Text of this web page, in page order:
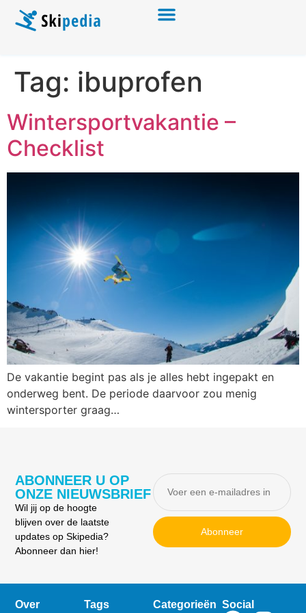
Tag: ibuprofen
Wintersportvakantie –
Checklist
De vakantie begint pas als je alles hebt ingepakt en
onderweg bent. De periode daarvoor zou menig
wintersporter graag…
ABONNEER U OP
ONZE NIEUWSBRIEF
Wil jij op de hoogte
blijven over de laatste
updates op Skipedia?
Abonneer dan hier!
Abonneer
Over
Tags
Categorieën Social